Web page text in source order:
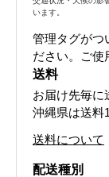
います。
管理タグがつ
ださい。ご使
送料
お届け先毎に
沖縄県は送料
送料について
配送種別